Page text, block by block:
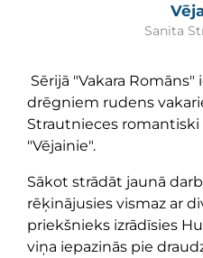
Sanita
Sērijā "Vakara Romāns"
drēgniem rudens
Strautnieces
"Vējainie".
Sākot strādāt jaunā
rēķinājusies vismaz ar
priekšnieks izrādīsies
viņa iepazinās pie